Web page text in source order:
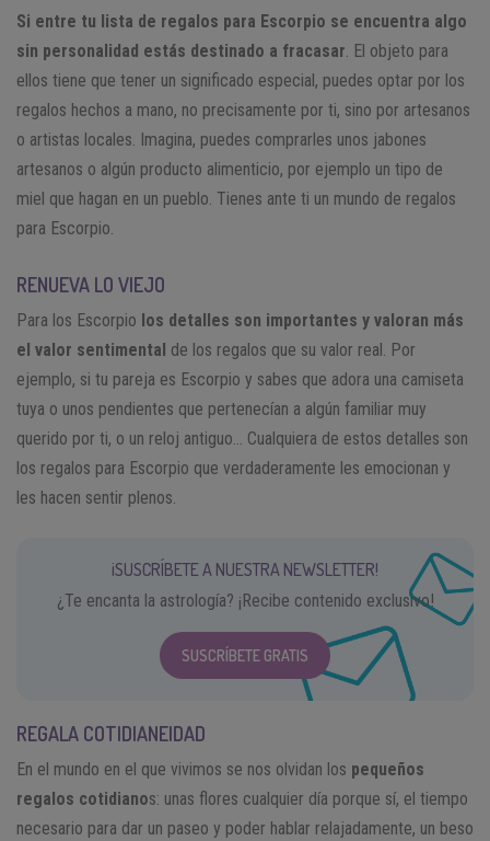
Si entre tu lista de regalos para Escorpio se encuentra algo
sin personalidad estás destinado a fracasar. El objeto para
ellos tiene que tener un significado especial, puedes optar por los
regalos hechos a mano, no precisamente por ti, sino por artesanos
o artistas locales. Imagina, puedes comprarles unos jabones
artesanos o algún producto alimenticio, por ejemplo un tipo de
miel que hagan en un pueblo. Tienes ante ti un mundo de regalos
para Escorpio.
RENUEVA LO VIEJO
Para los Escorpio los detalles son importantes y valoran más
el valor sentimental de los regalos que su valor real. Por
ejemplo, si tu pareja es Escorpio y sabes que adora una camiseta
tuya o unos pendientes que pertenecían a algún familiar muy
querido por ti, o un reloj antiguo… Cualquiera de estos detalles son
los regalos para Escorpio que verdaderamente les emocionan y
les hacen sentir plenos.
¡SUSCRÍBETE A NUESTRA NEWSLETTER!
¿Te encanta la astrología? ¡Recibe contenido exclusivo!
SUSCRÍBETE GRATIS
REGALA COTIDIANEIDAD
En el mundo en el que vivimos se nos olvidan los pequeños
regalos cotidianos: unas flores cualquier día porque sí, el tiempo
necesario para dar un paseo y poder hablar relajadamente, un beso